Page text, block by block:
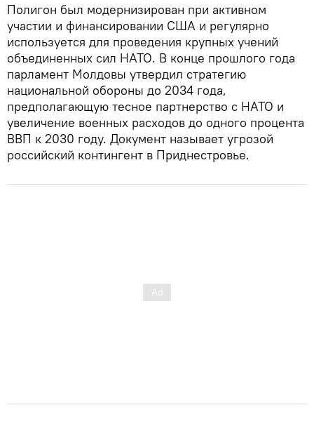
Полигон был модернизирован при активном
участии и финансировании США и регулярно
используется для проведения крупных учений
объединенных сил НАТО. В конце прошлого года
парламент Молдовы утвердил стратегию
национальной обороны до 2034 года,
предполагающую тесное партнерство с НАТО и
увеличение военных расходов до одного процента
ВВП к 2030 году. Документ называет угрозой
российский контингент в Приднестровье.